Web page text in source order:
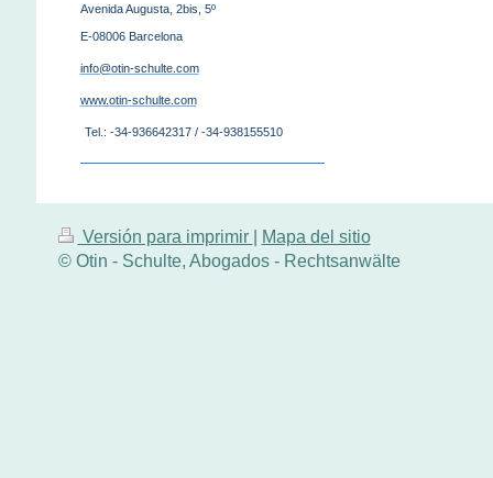
Avenida Augusta, 2bis, 5º
E-08006 Barcelona
info@otin-schulte.com
www.otin-schulte.com
Tel.: -34-936642317 / -34-938155510
Versión para imprimir
Mapa del sitio
© Otin - Schulte, Abogados - Rechtsanwälte